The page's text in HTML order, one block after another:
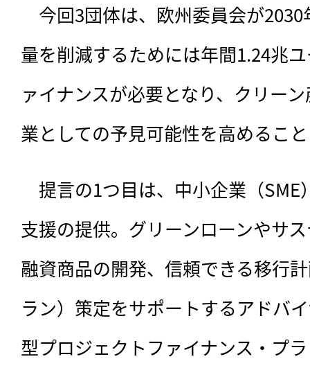
今回3団体は、 欧州委員会が
量を削減するためには年間1.24兆
ァイナンスが必要となり、クリー
業としての予見可能性を高めるこ
提言の1つ目は、中小企業（SME
支援の提供。グリーンローンやサ
融資商品の開発、信頼できる移行
ラン）策定をサポートするアドバ
型プロジェクトファイナンス・プ